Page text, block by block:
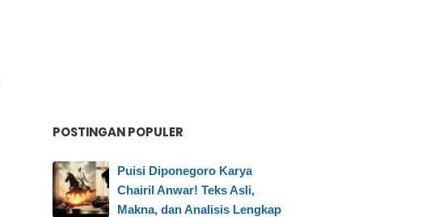
POSTINGAN POPULER
Puisi Diponegoro Karya
Chairil Anwar! Teks Asli,
Makna, dan Analisis Lengkap